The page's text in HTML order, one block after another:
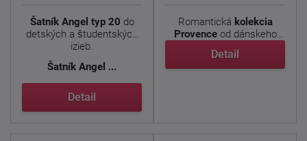
Šatník Angel typ 20 do
detských a študentských
izieb.
Šatník Angel ...
Detail
Romantická kolekcia
Provenceod dánskeho
Detail